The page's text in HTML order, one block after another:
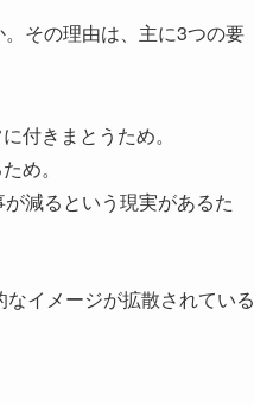
その理由は、主に3つの要
付きまとうため。
め。
減るという現実があるた
イメージが拡散されている